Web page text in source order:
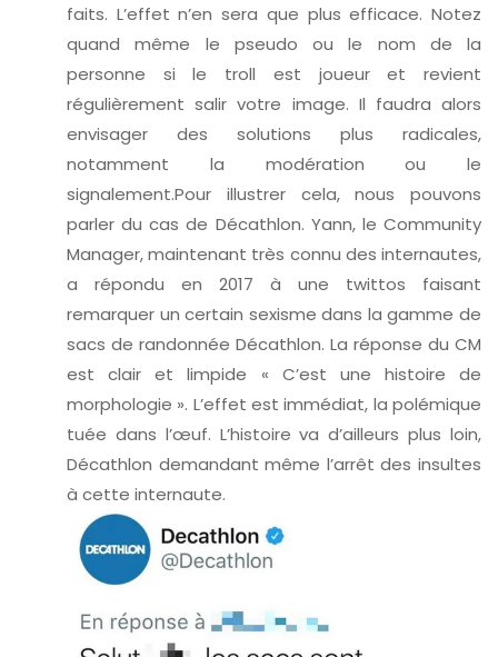
faits. L’effet n’en sera que plus efficace. Notez
quand même le pseudo ou le nom de la
personne si le troll est joueur et revient
régulièrement salir votre image. Il faudra alors
envisager des solutions plus radicales,
notamment la modération ou le
signalement.Pour illustrer cela, nous pouvons
parler du cas de Décathlon. Yann, le Community
Manager, maintenant très connu des internautes,
a répondu en 2017 à une twittos faisant
remarquer un certain sexisme dans la gamme de
sacs de randonnée Décathlon. La réponse du CM
est clair et limpide « C’est une histoire de
morphologie ». L’effet est immédiat, la polémique
tuée dans l’œuf. L’histoire va d’ailleurs plus loin,
Décathlon demandant même l’arrêt des insultes
à cette internaute.